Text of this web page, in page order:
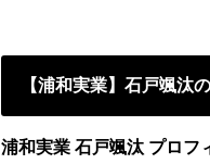
【浦和実業】石戸颯汰
浦和実業 石戸颯汰 プロフ